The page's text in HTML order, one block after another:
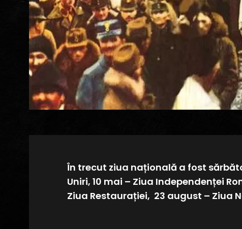
În trecut ziua națională a fost
Uniri, 10 mai – Ziua Independenței
Ziua Restaurației, 23 august – Ziua